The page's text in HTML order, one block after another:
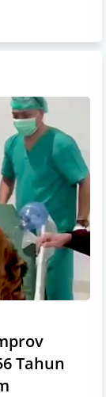
Tahun